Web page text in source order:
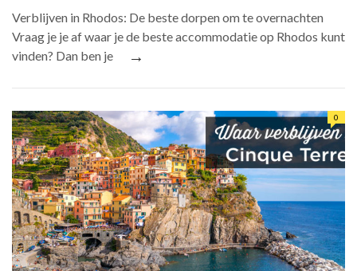
Verblijven in Rhodos: De beste dorpen om te overnachten
Vraag je je af waar je de beste accommodatie op Rhodos kunt
vinden? Dan ben je
→
0